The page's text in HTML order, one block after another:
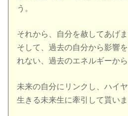
う。
それから、自分を赦してあげま
そして、過去の自分から影響
れない、過去のエネルギーか
未来の自分にリンクし、ハイ
生きる未来生に牽引して貰いま